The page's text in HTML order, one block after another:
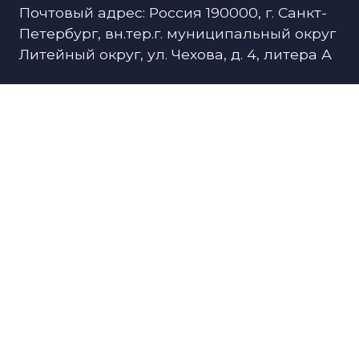
Почтовый адрес: Россия 190000, г. Санкт-
Петербург, вн.тер.г. муниципальный округ
Литейный округ, ул. Чехова, д. 4, литера А